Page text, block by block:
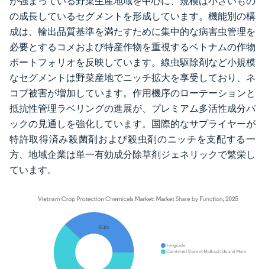
の成長しているセグメントを形成しています。機能別の構
成は、輸出品質基準を満たすために集中的な病害虫管理を
必要とするコメおよび特産作物を重視するベトナムの作物
ポートフォリオを反映しています。線虫駆除剤など小規模
なセグメントは野菜産地でニッチ拡大を享受しており、ネ
コブ被害が増加しています。作用機序のローテーションと
抵抗性管理ラベリングの進展が、プレミアム多活性成分パ
ックの見通しを強化しています。国際的なサプライヤーが
特許取得済み殺菌剤および殺虫剤のニッチを支配する一
方、地域企業は単一有効成分除草剤ジェネリックで繁栄し
ています。